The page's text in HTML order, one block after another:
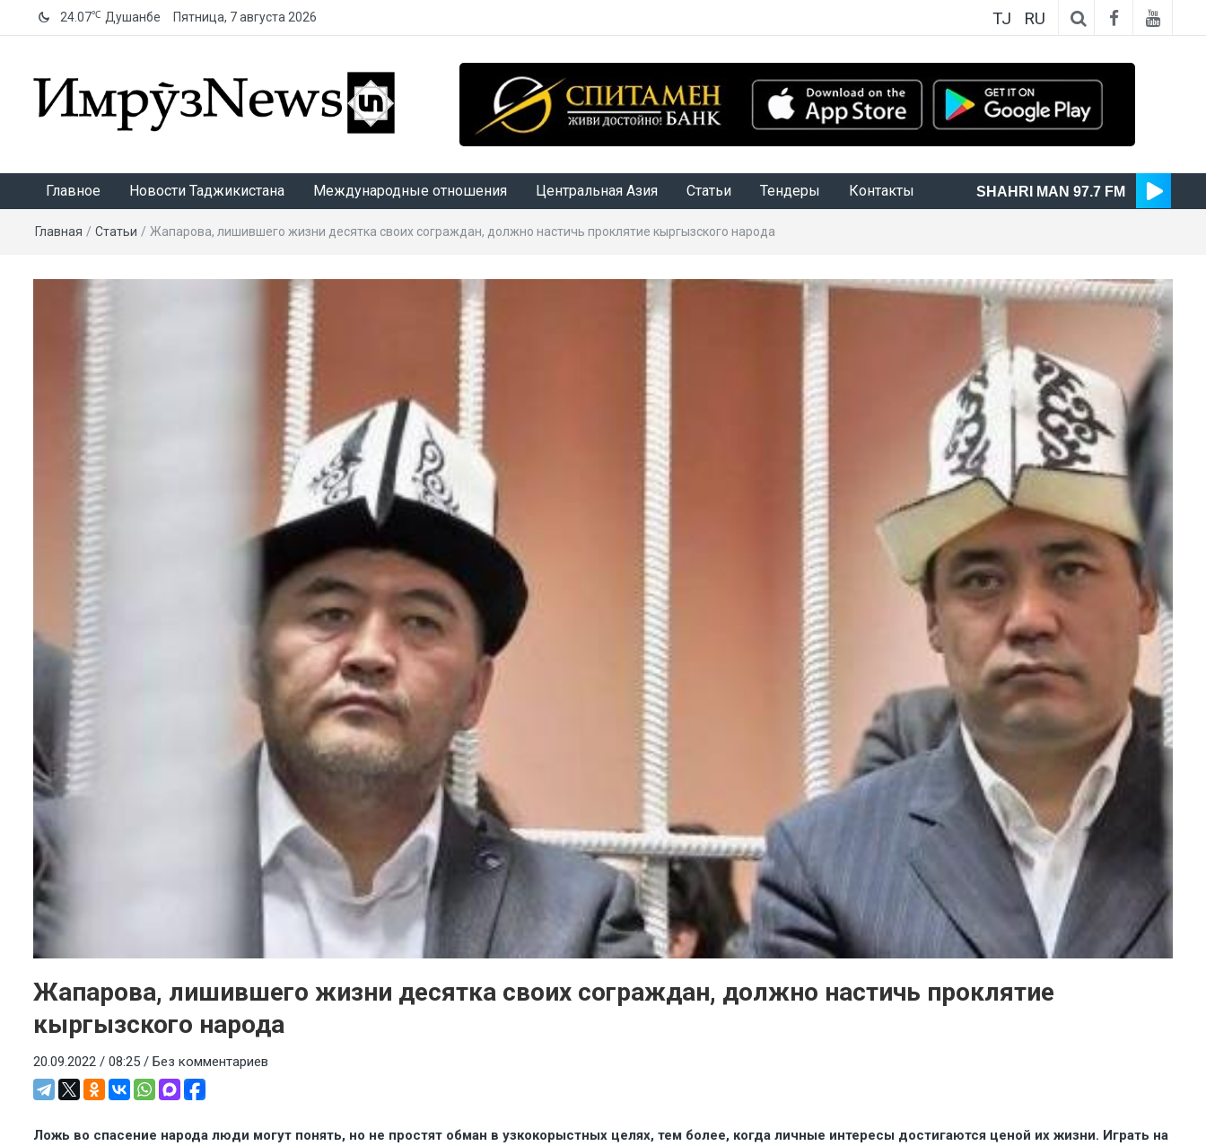
24.07℃ Душанбе Пятница, 7 августа 2026 TJ RU
Главное Новости Таджикистана Международные отношения Центральная Азия Статьи Тендеры Контакты SHAHRI MAN 97.7 FM
Главная / Статьи / Жапарова, лишившего жизни десятка своих сограждан, должно настичь проклятие кыргызского народа
Жапарова, лишившего жизни десятка своих сограждан, должно настичь проклятие
кыргызского народа
20.09.2022 / 08:25 / Без комментариев
Ложь во спасение народа люди могут понять, но не простят обман в узкокорыстных целях, тем более, когда личные интересы достигаются ценой их жизни. Играть на